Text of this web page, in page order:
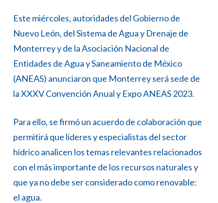
Este miércoles, autoridades del Gobierno de
Nuevo León, del Sistema de Agua y Drenaje de
Monterrey y de la Asociación Nacional de
Entidades de Agua y Saneamiento de México
(ANEAS) anunciaron que Monterrey será sede de
la XXXV Convención Anual y Expo ANEAS 2023.
Para ello, se firmó un acuerdo de colaboración que
permitirá que líderes y especialistas del sector
hídrico analicen los temas relevantes relacionados
con el más importante de los recursos naturales y
que ya no debe ser considerado como renovable:
el agua.